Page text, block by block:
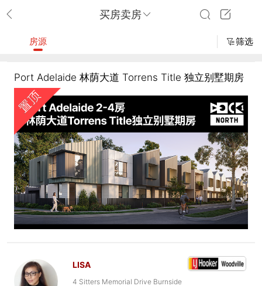
买房卖房
房源 筛选
Port Adelaide 林荫大道 Torrens Title 独立别墅期房
LISA
4 Sitters Memorial Drive Burnside